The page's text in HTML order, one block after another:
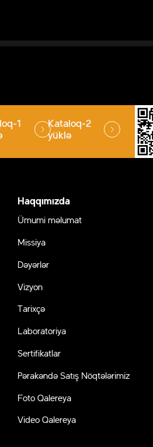
1
Kataloq-2
yüklə
Haqqımızda
Ümumi məlumat
Missiya
Dəyərlər
Vizyon
Tarixçə
Laboratoriya
Sertifikatlar
Pərakəndə Satış Nöqtələrimiz
Foto Qalereya
Video Qalereya